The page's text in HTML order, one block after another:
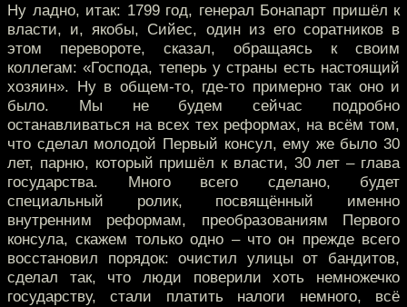
Ну ладно, итак: 1799 год, генерал Бонапарт пришёл к
власти, и, якобы, Сийес, один из его соратников в
этом перевороте, сказал, обращаясь к своим
коллегам: «Господа, теперь у страны есть настоящий
хозяин». Ну в общем-то, где-то примерно так оно и
было. Мы не будем сейчас подробно
останавливаться на всех тех реформах, на всём том,
что сделал молодой Первый консул, ему же было 30
лет, парню, который пришёл к власти, 30 лет – глава
государства. Много всего сделано, будет
специальный ролик, посвящённый именно
внутренним реформам, преобразованиям Первого
консула, скажем только одно – что он прежде всего
восстановил порядок: очистил улицы от бандитов,
сделал так, что люди поверили хоть немножечко
государству, стали платить налоги немного, всё